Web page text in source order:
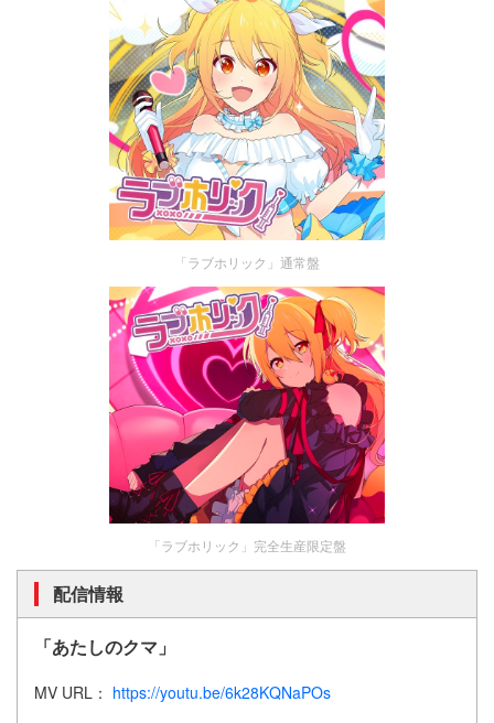
「ラブホリック」通常盤
「ラブホリック」完全生産限定盤
配信情報
「あたしのクマ」
MV URL： https://youtu.be/6k28KQNaPOs